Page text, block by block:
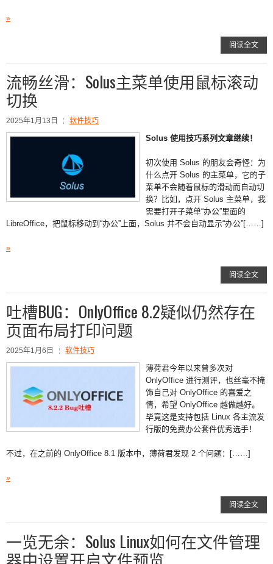
»
阅读全文
流畅丝滑：Solus主菜单使用鼠标滚动
切换
2025年1月13日 软件技巧
Solus 使用技巧系列文章继续！
初次使用 Solus 的朋友会奇怪：为
什么点开 Solus 的主菜单，它的子
菜单不会随着鼠标的滑动而自动切
换？比如，点开 Solus 主菜单，我
需要打开子菜单“办公”里面的
LibreOffice，把鼠标移动到“办公”上面，Solus 并不会自动显示“办公”[……]
»
阅读全文
吐槽BUG：OnlyOffice 8.2疑似仍然存在
页面布局打印问题
2025年1月6日 软件技巧
薄荷君今年以来曾多次对
OnlyOffice 进行测评，也丝毫不掩
饰自己对 OnlyOffice 的喜爱之
情，希望 OnlyOffice 越做越好。
毕竟这是支持包括 Linux 各主流发
行版的免费办公套件优秀选手！
不过，在之前的 OnlyOffice 8.1 版本中，薄荷君发现 2 个问题：[……]
»
阅读全文
一览无余：Solus Linux如何在文件管理